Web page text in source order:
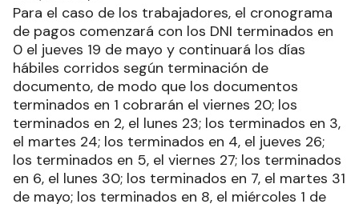
Para el caso de los trabajadores, el cronograma
de pagos comenzará con los DNI terminados en
0 el jueves 19 de mayo y continuará los días
hábiles corridos según terminación de
documento, de modo que los documentos
terminados en 1 cobrarán el viernes 20; los
terminados en 2, el lunes 23; los terminados en 3,
el martes 24; los terminados en 4, el jueves 26;
los terminados en 5, el viernes 27; los terminados
en 6, el lunes 30; los terminados en 7, el martes 31
de mayo; los terminados en 8, el miércoles 1 de